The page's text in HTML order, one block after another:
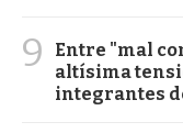
9
Entre "mal
altísima
integrantes